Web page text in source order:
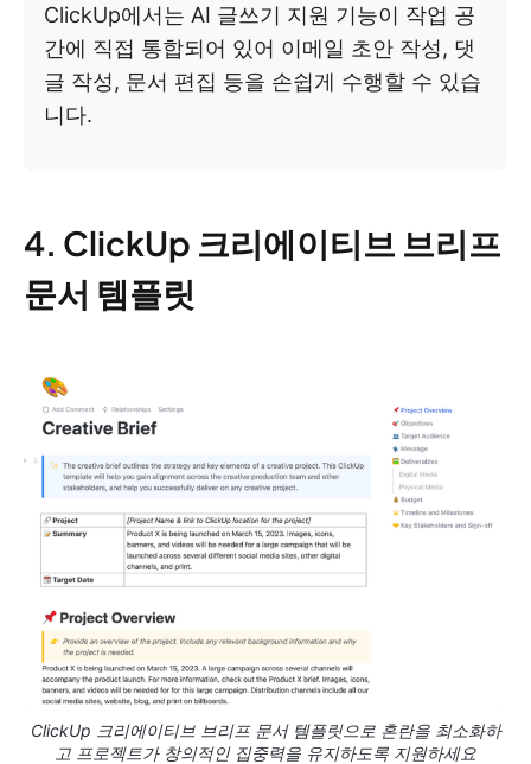
ClickUp에서는 AI 글쓰기 지원 기능이 작업 공
간에 직접 통합되어 있어 이메일 초안 작성, 댓
글 작성, 문서 편집 등을 손쉽게 수행할 수 있습
니다.
4. ClickUp 크리에이티브 브리프
문서 템플릿
ClickUp 크리에이티브 브리프 문서 템플릿으로 혼란을 최소화하
고 프로젝트가 창의적인 집중력을 유지하도록 지원하세요